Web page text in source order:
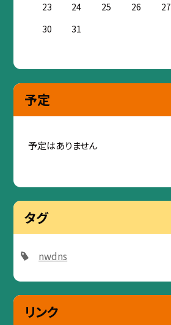
23
24 25 26 27
30
31
予定
予定はありません
タグ
nwdns
リンク